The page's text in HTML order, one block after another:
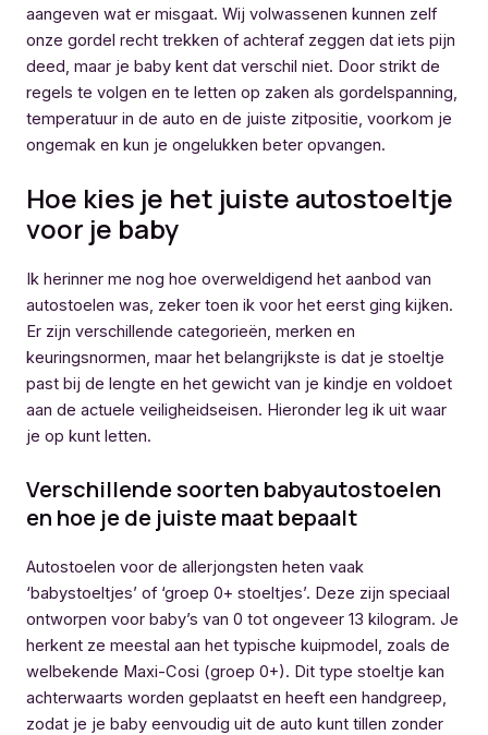
aangeven wat er misgaat. Wij volwassenen kunnen zelf
onze gordel recht trekken of achteraf zeggen dat iets pijn
deed, maar je baby kent dat verschil niet. Door strikt de
regels te volgen en te letten op zaken als gordelspanning,
temperatuur in de auto en de juiste zitpositie, voorkom je
ongemak en kun je ongelukken beter opvangen.
Hoe kies je het juiste autostoeltje
voor je baby
Ik herinner me nog hoe overweldigend het aanbod van
autostoelen was, zeker toen ik voor het eerst ging kijken.
Er zijn verschillende categorieën, merken en
keuringsnormen, maar het belangrijkste is dat je stoeltje
past bij de lengte en het gewicht van je kindje en voldoet
aan de actuele veiligheidseisen. Hieronder leg ik uit waar
je op kunt letten.
Verschillende soorten babyautostoelen
en hoe je de juiste maat bepaalt
Autostoelen voor de allerjongsten heten vaak
‘babystoeltjes’ of ‘groep 0+ stoeltjes’. Deze zijn speciaal
ontworpen voor baby’s van 0 tot ongeveer 13 kilogram. Je
herkent ze meestal aan het typische kuipmodel, zoals de
welbekende Maxi-Cosi (groep 0+). Dit type stoeltje kan
achterwaarts worden geplaatst en heeft een handgreep,
zodat je je baby eenvoudig uit de auto kunt tillen zonder